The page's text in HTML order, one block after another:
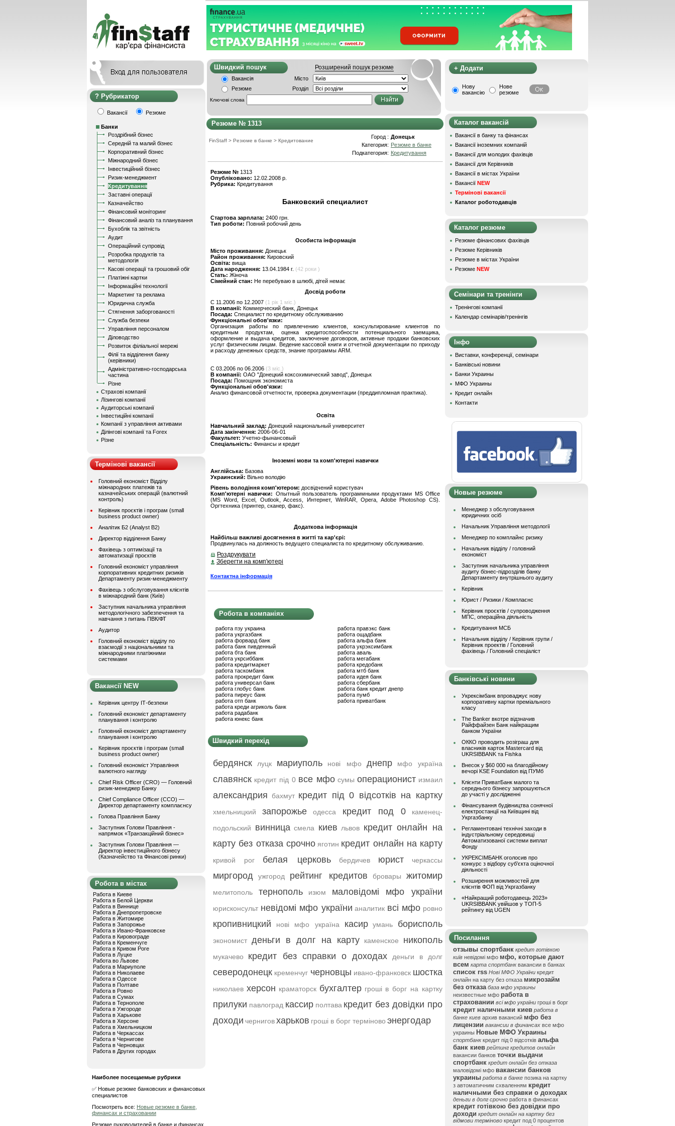
Рубрикатор
Вакансії Резюме
Банки
Роздрібний бізнес
Середній та малий бізнес
Корпоративний бізнес
Міжнародний бізнес
Інвестиційний бізнес
Ризик-менеджмент
Кредитування
Заставні операції
Казначейство
Фінансовий моніторинг
Фінансовий аналіз та планування
Бухоблік та звітність
Аудит
Операційний супровід
Розробка продуктів та
методологія
Касові операції та грошовий обіг
Платіжні картки
Інформаційні технології
Маркетинг та реклама
Юридична служба
Стягнення заборгованості
Служба безпеки
Управління персоналом
Діловодство
Розвиток філіальної мережі
Філії та відділення банку
(керівники)
Адміністративно-господарська
частина
Різне
Страхові компанії
Лізингові компанії
Аудиторські компанії
Інвестиційні компанії
Компанії з управління активами
Ділінгові компанії та Forex
Різне
Термінові вакансії
Головний економіст Відділу
міжнародних платежів та
казначейських операцій (валютний
контроль)
Керівник проєктів і програм (small
business product owner)
Аналітик Б2 (Analyst B2)
Директор відділення Банку
Фахівець з оптимізації та
автоматизації проєктів
Головний економіст управління
корпоративних кредитних ризиків
Департаменту ризик-менеджменту
Фахівець з обслуговування клієнтів
в міжнародний банк (Київ)
Заступник начальника управління
методологічного забезпечення та
навчання з питань ПВК/ФТ
Аудитор
Головний економіст відділу по
взаємодії з національними та
міжнародними платіжними
системами
Вакансії NEW
Керівник центру ІТ-безпеки
Головний економіст департаменту
планування і контролю
Головний економіст департаменту
планування і контролю
Керівник проєктів і програм (small
business product owner)
Головний економіст Управління
валютного нагляду
Chief Risk Officer (CRO) — Головний
ризик-менеджер Банку
Chief Compliance Officer (CCO) —
Директор департаменту комплаєнсу
Голова Правління Банку
Заступник Голови Правління -
напрямок «Транзакційний бізнес»
Заступник Голови Правління —
Директор інвестиційного бізнесу
(Казначейство та Фінансові ринки)
Робота в містах
Работа в Киеве
Работа в Белой Церкви
Работа в Виннице
Работа в Днепропетровске
Работа в Житомире
Работа в Запорожье
Работа в Ивано-Франковске
Работа в Кировограде
Работа в Кременчуге
Работа в Кривом Роге
Работа в Луцке
Работа во Львове
Работа в Мариуполе
Работа в Николаеве
Работа в Одессе
Работа в Полтаве
Работа в Ровно
Работа в Сумах
Работа в Тернополе
Работа в Ужгороде
Работа в Харькове
Работа в Херсоне
Работа в Хмельницком
Работа в Черкассах
Работа в Чернигове
Работа в Черновцах
Работа в Других городах
Наиболее посещаемые рубрики
✅ Новые резюме банковских и финансовых
специалистов
Посмотреть все: Новые резюме в банке,
финансах и страховании
Резюме руководителей в банке и финансах
Швидкий пошук Розширений пошук резюме
Вакансія
Місто
Резюме
Розділ
Ключові слова
Резюме № 1313
FinStaff > Резюме в банке > Кредитование
Город : Донецьк
Категория: Резюме в банке
Подкатегория: Кредитування
Резюме № 1313
Опубліковано: 12.02.2008 р.
Рубрика: Кредитування
Банковский специалист
Стартова зарплата: 2400 грн.
Тип роботи: Повний робочий день
Особиста інформація
Місто проживання: Донецьк
Район проживання: Кировский
Освіта: вища
Дата народження: 13.04.1984 г. (42 роки )
Стать: Жіноча
Сімейний стан: Не перебуваю в шлюбі, дітей немає
Досвід роботи
C 11.2006 по 12.2007 (1 рік 1 міс.)
В компанії: Коммерческий банк, Донецьк
Посада: Cпециалист по кредитному обслуживанию
Функціональні обов'язки:
Организация работы по привлечению клиентов, консультирование клиентов по
кредитным продуктам, оценка кредитоспособности потенциального заемщика,
оформление и выдача кредитов, заключение договоров, активные продажи банковских
услуг физическим лицам. Ведение кассовой книги и отчетной документации по приходу
и расходу денежных средств, знание программы АRM.
C 03.2006 по 06.2006 (3 міс.)
В компанії: ОАО "Донецкий коксохимический завод", Донецьк
Посада: Помощник экономиста
Функціональні обов'язки:
Анализ финансовой отчетности, проверка документации (преддипломная практика).
Освіта
Навчальний заклад: Донецкий национальный университет
Дата закінчення: 2006-06-01
Факультет: Учетно-фынансовый
Спеціальність: Финансы и кредит
Іноземні мови та комп'ютерні навички
Англійська: Базова
Украинский: Вільно володію
Рівень володіння комп'ютером: досвідчений користувач
Комп'ютерні навички: Опытный пользователь программными продуктами MS Office
(MS Word, Excel, Outlook, Access, Интернет, WinRAR, Opera, Adobe Photoshop CS).
Оргтехника (принтер, сканер, факс).
Додаткова інформація
Найбільш важливі досягнення в житті та кар'єрі:
Продвинулась на должность ведущего специалиста по кредитному обслуживанию.
Роздрукувати
Зберегти на комп'ютері
Контактна інформація
Робота в компаніях
работа пзу украина
работа укргазбанк
работа форвард банк
работа банк пивденный
работа бта банк
работа укрсиббанк
работа кредитмаркет
работа таскомбанк
работа прокредит банк
работа универсал банк
работа глобус банк
работа пиреус банк
работа отп банк
работа креди агриколь банк
работа радабанк
работа юнекс банк
работа правэкс банк
работа ощадбанк
работа альфа банк
работа укрэксимбанк
работа аваль
работа мегабанк
работа кредобанк
работа мтб банк
работа идея банк
работа сбербанк
работа банк кредит днепр
работа пумб
работа приватбанк
Швидкий перехід
бердянск луцк мариуполь нові мфо днепр мфо україна
славянск кредит під 0 все мфо сумы операционист измаил
александрия бахмут кредит під 0 відсотків на картку
хмельницкий запорожье одесса кредит под 0
каменец-
подольский
винница смела киев львов кредит онлайн на
карту без отказа срочно яготин кредит онлайн на карту
кривой рог белая церковь бердичев юрист черкассы
миргород ужгород рейтинг кредитов бровары житомир
мелитополь тернополь изюм маловідомі мфо україни
юрисконсульт невідомі мфо україни аналитик всі мфо ровно
кропивницкий нові мфо україна касир умань борисполь
экономист деньги в долг на карту каменское никополь
мукачево кредит без справки о доходах деньги в долг
северодонецк кременчуг черновцы ивано-франковск шостка
николаев херсон краматорск бухгалтер гроші в борг на картку
прилуки павлоград кассир полтава кредит без довідки про
доходи черниговхарьков гроші в борг терміново энергодар
+ Додати
Нову
вакансію
Нове
резюме
Каталог вакансій
Вакансії в банку та фінансах
Вакансії іноземних компаній
Вакансії для молодих фахівців
Вакансії для Керівників
Вакансії в містах України
Вакансії NEW
Термінові вакансії
Каталог роботодавців
Каталог резюме
Резюме фінансових фахівців
Резюме Керівників
Резюме в містах України
Резюме NEW
Семінари та тренінги
Тренінгові компанії
Календар семінарів/тренінгів
Інфо
Виставки, конференції, семінари
Банківські новини
Банки Украины
МФО Украины
Кредит онлайн
Контакти
Новые резюме
Менеджер з обслуговування
юридичних осіб
Начальник Управління методології
Менеджер по комплайнс ризику
Начальник відділу / головний
економіст
Заступник начальника управління
аудиту бізнес-підрозділів банку
Департаменту внутрішнього аудиту
Керівник
Юрист / Ризики / Комплаєнс
Керівник проєктів / супроводження
МПС, операційна діяльність
Кредитування МСБ
Начальник вiддiлу / Керівник групи /
Керівник проектів / Головний
фахівець / Головний спеціаліст
Банківські новини
Укрексімбанк впроваджує нову
корпоративну картки преміального
класу
The Banker вкотре відзначив
Райффайзен Банк найкращим
банком України
ОККО проводить розіграш для
власників карток Mastercard від
UKRSIBBANK та Fishka
Внесок у $60 000 на благодійному
вечорі KSE Foundation від ПУМб
Клієнти ПриватБанк малого та
середнього бізнесу запрошуються
до участі у дослідженні
Фінансування будівництва сонячної
електростанції на Київщині від
Укргазбанку
Регламентовані технічні заходи в
індустріальному середовищі
Автоматизованої системи виплат
Фонду
УКРЕКСІМБАНК оголосив про
конкурс з відбору суб’єкта оціночної
діяльності
Розширення можливостей для
клієнтів ФОП від Укргазбанку
«Найкращий роботодавець 2023»
UKRSIBBANK увійшов у ТОП-5
рейтингу від UGEN
Посилання
отзывы спортбанк кредит готівкою
київ невідомі мфо мфо, которые дают
всем карта спортбанк вакансии в банках
список rss Нові МФО України кредит
онлайн на карту без отказа микрозайм
без отказа база мфо украины
неизвестные мфо работа в
страховании всі мфо україни гроші в борг
кредит наличными киев работа в
банке киев архив вакансий мфо без
лицензии вакансии в финансах все мфо
украины Новые МФО Украины
спортбанк кредит під 0 відсотків альфа
банк киев рейтинг кредитов онлайн
вакансии банков точки выдачи
спортбанк кредит онлайн без отказа
маловідомі мфо вакансии банков
украины работа в банке позика на картку
з автоматичним схваленням кредит
наличными без справки о доходах
деньги в долг срочно работа в финансах
кредит готівкою без довідки про
доходи кредит онлайн на картку без
відмови терміново кредит под 0 процентов